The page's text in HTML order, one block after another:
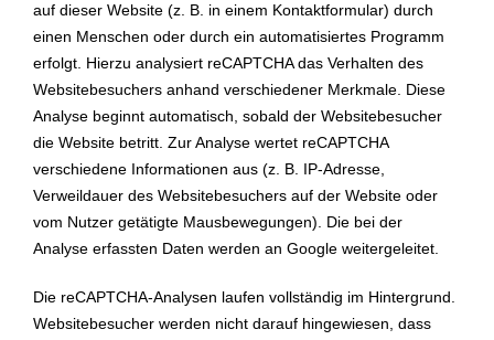
auf dieser Website (z. B. in einem Kontaktformular) durch
einen Menschen oder durch ein automatisiertes Programm
erfolgt. Hierzu analysiert reCAPTCHA das Verhalten des
Websitebesuchers anhand verschiedener Merkmale. Diese
Analyse beginnt automatisch, sobald der Websitebesucher
die Website betritt. Zur Analyse wertet reCAPTCHA
verschiedene Informationen aus (z. B. IP-Adresse,
Verweildauer des Websitebesuchers auf der Website oder
vom Nutzer getätigte Mausbewegungen). Die bei der
Analyse erfassten Daten werden an Google weitergeleitet.
Die reCAPTCHA-Analysen laufen vollständig im Hintergrund.
Websitebesucher werden nicht darauf hingewiesen, dass